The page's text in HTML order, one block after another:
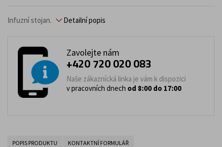
Infuzní stojan. Detailní popis
Zavolejte nám
+420 720 020 083
Naše zákaznícká linka je vám k dispozici
v pracovních dnech od 8:00 do 17:00
POPIS PRODUKTU KONTAKTNÍ FORMULÁŘ